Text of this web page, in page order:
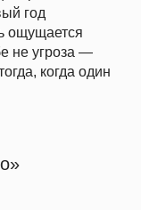
год
ощущается
не угроза —
когда один